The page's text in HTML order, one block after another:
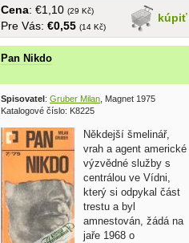
kúpiť
Cena: €1,10 (29 Kč)
Pre Vás: €0,55 (14 Kč)
Pan Nikdo
Spisovatel : Gruber Milan , Magnet 1975
Katalogové číslo: K8225
Někdejší šmelinář,
vrah a agent americké
výzvědné služby s
centrálou ve Vídni,
který si odpykal část
trestu a byl
amnestován, žádá na
jaře 1968 o